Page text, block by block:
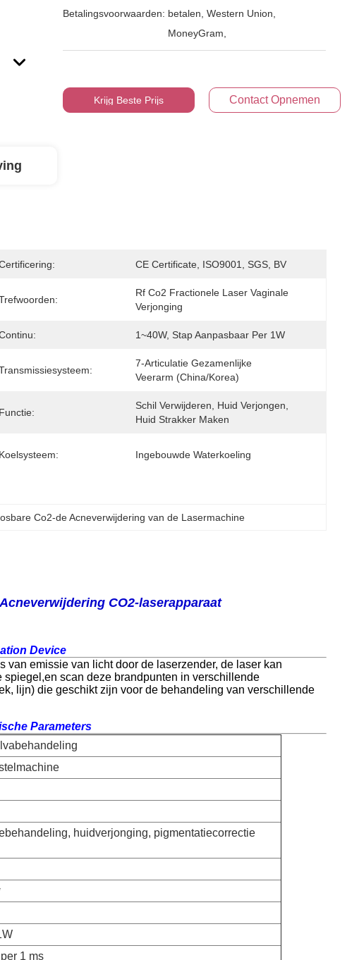
Betalingsvoorwaarden: betalen, Western Union,
MoneyGram,
Krijg Beste Prijs Contact Opnemen
CE Certificate, ISO9001, SGS, BV
Rf Co2 Fractionele Laser Vaginale
Verjonging
1~40W, Stap Aanpasbaar Per 1W
7-Articulatie Gezamenlijke
Veerarm (China/Korea)
Functie:
Schil Verwijderen, Huid Verjongen,
Huid Strakker Maken
Koelsysteem: Ingebouwde Waterkoeling
Co2-de Acneverwijdering van de Lasermachine
CO2-laserapparaat
Device
van emissie van licht door de laserzender, de laser kan
scan deze brandpunten in verschillende
lijn) die geschikt zijn voor de behandeling van verschillende
Parameters
huidverjonging, pigmentatiecorrectie
1 ms